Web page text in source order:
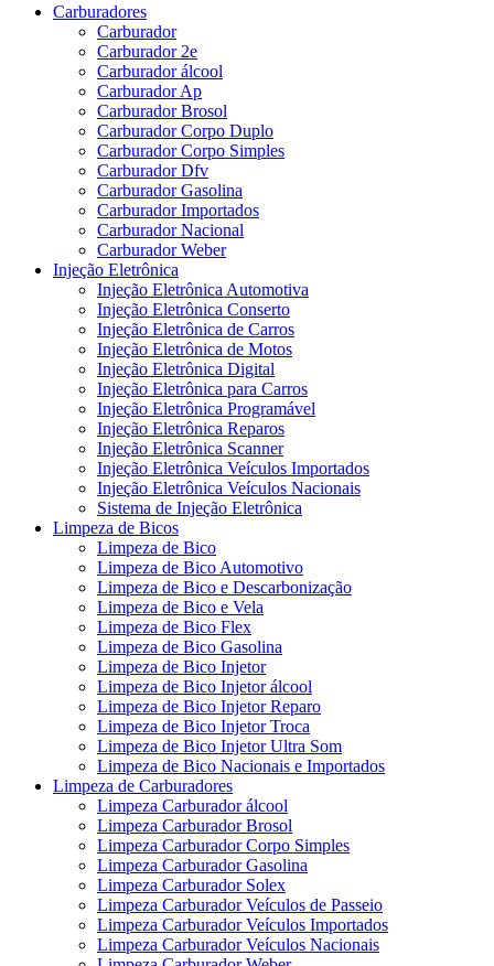
Carburadores
Carburador
Carburador 2e
Carburador álcool
Carburador Ap
Carburador Brosol
Carburador Corpo Duplo
Carburador Corpo Simples
Carburador Dfv
Carburador Gasolina
Carburador Importados
Carburador Nacional
Carburador Weber
Injeção Eletrônica
Injeção Eletrônica Automotiva
Injeção Eletrônica Conserto
Injeção Eletrônica de Carros
Injeção Eletrônica de Motos
Injeção Eletrônica Digital
Injeção Eletrônica para Carros
Injeção Eletrônica Programável
Injeção Eletrônica Reparos
Injeção Eletrônica Scanner
Injeção Eletrônica Veículos Importados
Injeção Eletrônica Veículos Nacionais
Sistema de Injeção Eletrônica
Limpeza de Bicos
Limpeza de Bico
Limpeza de Bico Automotivo
Limpeza de Bico e Descarbonização
Limpeza de Bico e Vela
Limpeza de Bico Flex
Limpeza de Bico Gasolina
Limpeza de Bico Injetor
Limpeza de Bico Injetor álcool
Limpeza de Bico Injetor Reparo
Limpeza de Bico Injetor Troca
Limpeza de Bico Injetor Ultra Som
Limpeza de Bico Nacionais e Importados
Limpeza de Carburadores
Limpeza Carburador álcool
Limpeza Carburador Brosol
Limpeza Carburador Corpo Simples
Limpeza Carburador Gasolina
Limpeza Carburador Solex
Limpeza Carburador Veículos de Passeio
Limpeza Carburador Veículos Importados
Limpeza Carburador Veículos Nacionais